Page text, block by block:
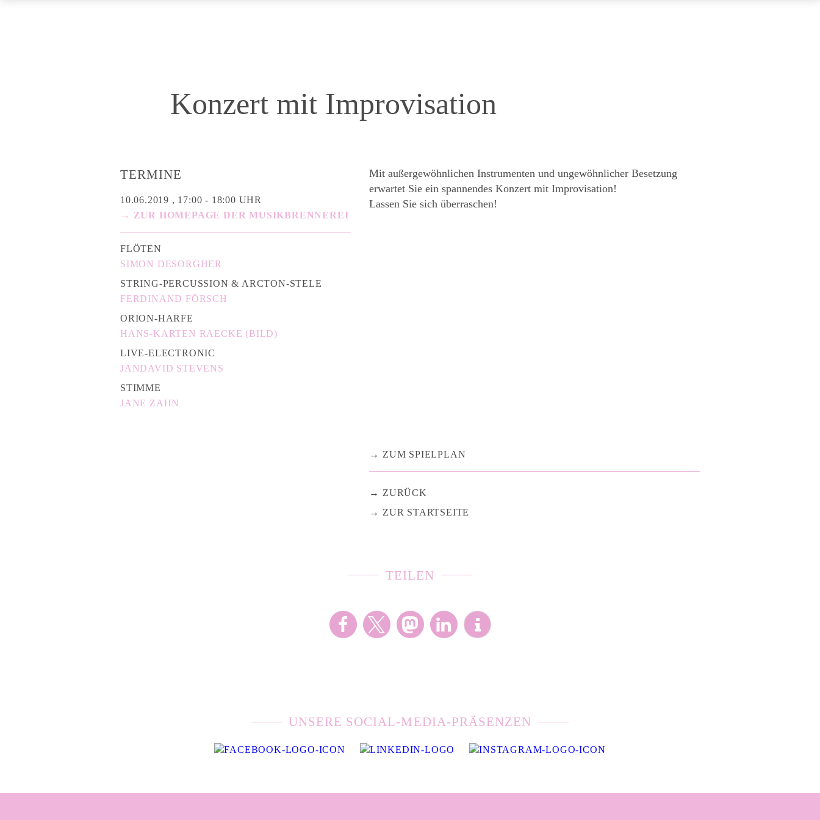
Konzert mit Improvisation
TERMINE
10.06.2019 , 17:00 - 18:00 UHR
→ ZUR HOMEPAGE DER MUSIKBRENNEREI
FLÖTEN
SIMON DESORGHER
STRING-PERCUSSION & ARCTON-STELE
FERDINAND FÖRSCH
ORION-HARFE
HANS-KARTEN RAECKE (BILD)
LIVE-ELECTRONIC
JANDAVID STEVENS
STIMME
JANE ZAHN
Mit außergewöhnlichen Instrumenten und ungewöhnlicher Besetzung
erwartet Sie ein spannendes Konzert mit Improvisation!
Lassen Sie sich überraschen!
ZUM SPIELPLAN
ZURÜCK
ZUR STARTSEITE
TEILEN
UNSERE SOCIAL-MEDIA-PRÄSENZEN